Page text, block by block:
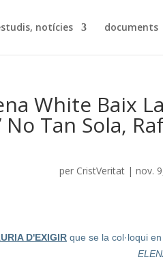
documents
notícies…
White Baix
No Tan Sola,
per CristVeritat |nov.
D'EXIGIR que se la col·loqui